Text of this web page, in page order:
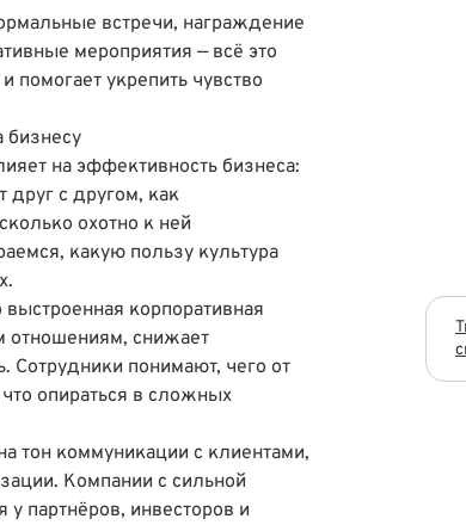
встречи, награждение
мероприятия — всё это
помогает укрепить чувство
бизнесу
на эффективность бизнеса:
друг с другом, как
охотно к ней
какую пользу культура
корпоративная
отношениям, снижает
Сотрудники понимают, чего от
опираться в сложных
тон коммуникации с клиентами,
Компании с сильной
партнёров, инвесторов и